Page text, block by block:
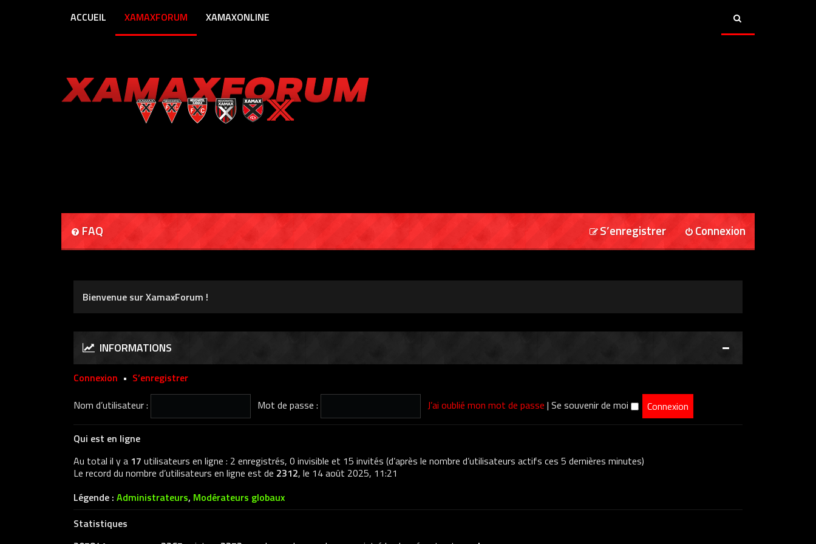
ACCUEIL XAMAXFORUM XAMAXONLINE
FAQ Connexion
S’enregistrer
Bienvenue sur XamaxForum !
INFORMATIONS
Connexion • S’enregistrer
Nom d’utilisateur :
Mot de passe : J’ai oublié mon mot de passe | Se souvenir de moi
Qui est en ligne
Au total il y a 17 utilisateurs en ligne : 2 enregistrés, 0 invisible et 15 invités (d’après le nombre d’utilisateurs actifs ces 5 dernières minutes)
Le record du nombre d’utilisateurs en ligne est de 2312, le 14 août 2025, 11:21
Légende : Administrateurs, Modérateurs globaux
Statistiques